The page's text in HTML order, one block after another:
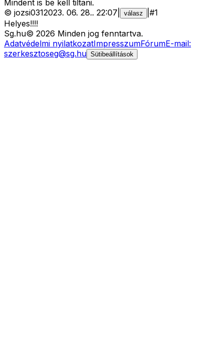
Mindent is be kell tiltani.
© jozsi0312023. 06. 28.. 22:07 válasz #1
Helyes!!!!
Sg.hu© 2026 Minden jog fenntartva.
Adatvédelmi nyilatkozatImpresszumFórumE-mail:
szerkesztoseg@sg.hu Sütibeállítások